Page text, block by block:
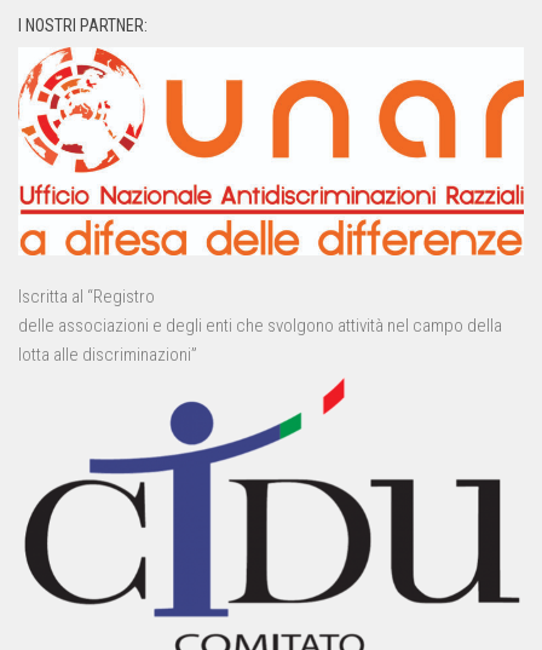
I NOSTRI PARTNER:
Iscritta al “Registro
delle associazioni e degli enti che svolgono attività nel campo della
lotta alle discriminazioni”